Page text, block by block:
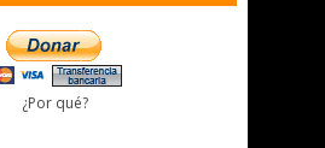
¿Por qué?